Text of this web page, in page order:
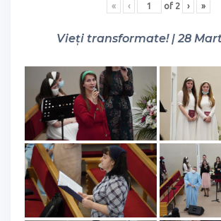
« ‹ of 2 › »
Vieți transformate! | 28